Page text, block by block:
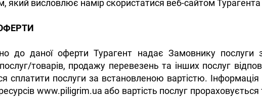
який висловлює намір скористатися веб-сайтом Турагента
до даної оферти Турагент надає Замовнику
товарів, продажу перевезень та інших послуг
сплатити послуги за встановленою вартістю.
www.piligrim.ua або вартість послуг